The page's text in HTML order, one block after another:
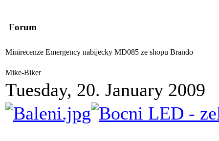
Forum
Minirecenze Emergency nabijecky MD085 ze shopu Brando
Mike-Biker
Tuesday, 20. January 2009